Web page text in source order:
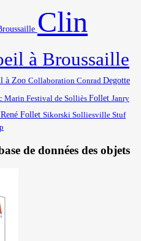
Clin
à Broussaille
à Zoo Collaboration Conrad Degotte
Marin Festival de Solliès Follet Janry
René Follet Sikorski Solliesville Stuf
de données des objets